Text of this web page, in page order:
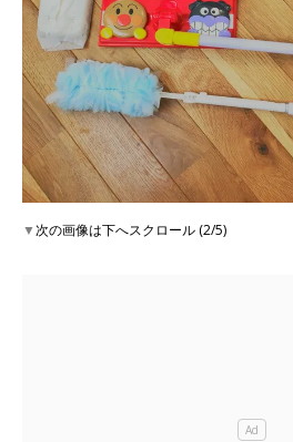
▼次の画像は下へスクロール (2/5)